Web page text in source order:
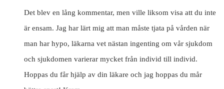
Det blev en lång kommentar, men ville liksom visa att du inte
är ensam. Jag har lärt mig att man måste tjata på vården när
man har hypo, läkarna vet nästan ingenting om vår sjukdom
och sjukdomen varierar mycket från individ till individ.
Hoppas du får hjälp av din läkare och jag hoppas du mår